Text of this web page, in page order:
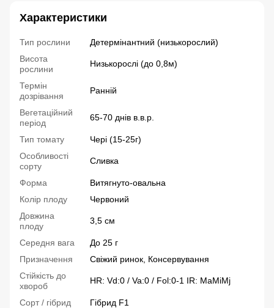
Характеристики
Тип рослини
Детермінантний (низькорослий)
Висота
рослини
Низькорослі (до 0,8м)
Термін
дозрівання
Ранній
Вегетаційний
період
65-70 днів в.в.р.
Тип томату
Чері (15-25г)
Особливості
сорту
Сливка
Форма
Витягнуто-овальна
Колір плоду
Червоний
Довжина
плоду
3,5 см
Середня вага
До 25 г
Призначення
Свіжий ринок, Консервування
Стійкість до
хвороб
HR: Vd:0 / Va:0 / Fol:0-1 IR: MaMiMj
Сорт / гібрид
Гібрид F1